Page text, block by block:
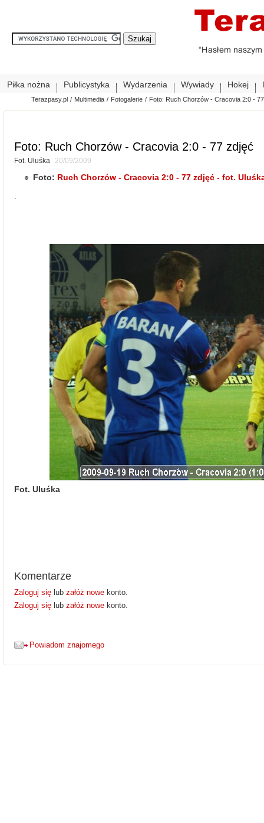
Piłka nożna Publicystyka Wydarzenia Wywiady Hokej
Terazpasy.pl / Multimedia / Fotogalerie / Foto: Ruch Chorzów - Cracovia 2:0 -
Foto: Ruch Chorzów - Cracovia 2:0 - 77 zdjęć
Fot. Uluśka 20/09/2009
Foto: Ruch Chorzów - Cracovia 2:0 - 77 zdjęć - fot.
Fot. Uluśka
Komentarze
Zaloguj się lub załóż nowe konto.
Zaloguj się lub załóż nowe konto.
Powiadom znajomego